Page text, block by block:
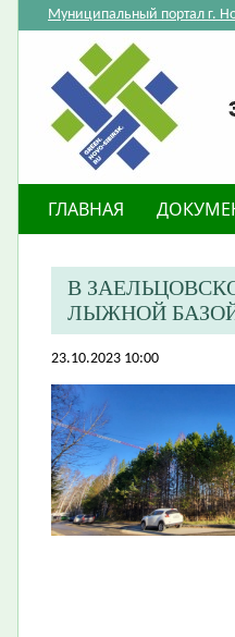
Муниципальный портал г.
ГЛАВНАЯ
В
ЛЫЖНОЙ
23.10.2023 10:00